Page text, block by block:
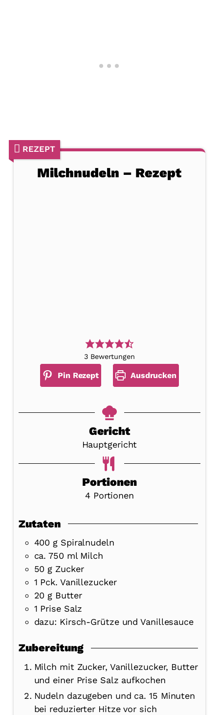
REZEPT
Milchnudeln – Rezept
3 Bewertungen
Pin Rezept Ausdrucken
Gericht
Hauptgericht
Portionen
4 Portionen
Zutaten
400 g Spiralnudeln
ca. 750 ml Milch
50 g Zucker
1 Pck. Vanillezucker
20 g Butter
1 Prise Salz
dazu: Kirsch-Grütze und Vanillesauce
Zubereitung
Milch mit Zucker, Vanillezucker, Butter
und einer Prise Salz aufkochen
Nudeln dazugeben und ca. 15 Minuten
bei reduzierter Hitze vor sich